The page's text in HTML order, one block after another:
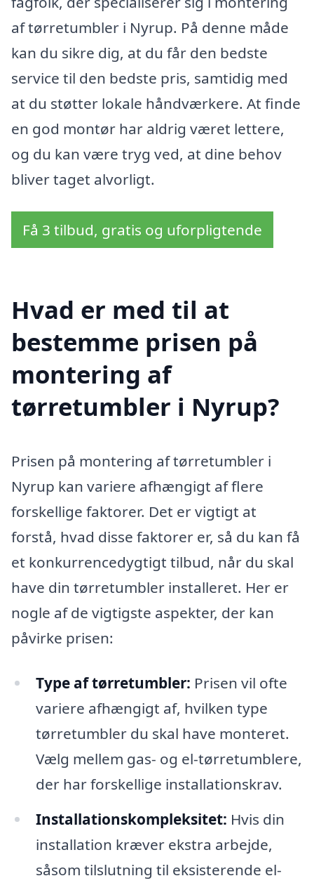
af tørretumbler i Nyrup. På denne måde
kan du sikre dig, at du får den bedste
service til den bedste pris, samtidig med
at du støtter lokale håndværkere. At finde
en god montør har aldrig været lettere,
og du kan være tryg ved, at dine behov
bliver taget alvorligt.
Få 3 tilbud, gratis og uforpligtende
Hvad er med til at
bestemme prisen på
montering af
tørretumbler i Nyrup?
Prisen på montering af tørretumbler i
Nyrup kan variere afhængigt af flere
forskellige faktorer. Det er vigtigt at
forstå, hvad disse faktorer er, så du kan få
et konkurrencedygtigt tilbud, når du skal
have din tørretumbler installeret. Her er
nogle af de vigtigste aspekter, der kan
påvirke prisen:
Type af tørretumbler: Prisen vil ofte
variere afhængigt af, hvilken type
tørretumbler du skal have monteret.
Vælg mellem gas- og el-tørretumblere,
der har forskellige installationskrav.
Installationskompleksitet: Hvis din
installation kræver ekstra arbejde,
såsom tilslutning til eksisterende el-